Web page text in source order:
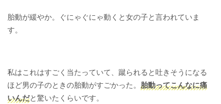
胎動が緩やか。ぐにゃぐにゃ動くと女の子と言われていま
す。
私はこれはすごく当たっていて、蹴られると吐きそうになる
ほど男の子のときの胎動がすごかった。 胎動ってこんなに痛
いんだと驚いたくらいです。